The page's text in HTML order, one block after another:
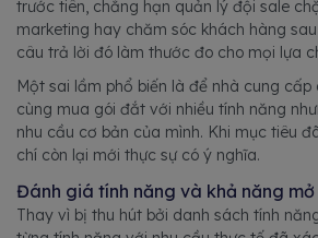
trước tiên, chẳng hạn quản lý đội sale
marketing hay chăm sóc khách hàng
câu trả lời đó làm thước đo cho mọi lựa
Một sai lầm phổ biến là để nhà cung
cùng mua gói đắt với nhiều tính năng
nhu cầu cơ bản của mình. Khi mục tiêu
chí còn lại mới thực sự có ý nghĩa.
Đánh giá tính năng và khả năng
Thay vì bị thu hút bởi danh sách tính